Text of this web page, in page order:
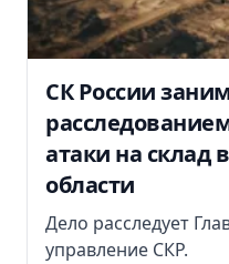
СК России
атаки на склад
области
Дело расследует
управление СКР.